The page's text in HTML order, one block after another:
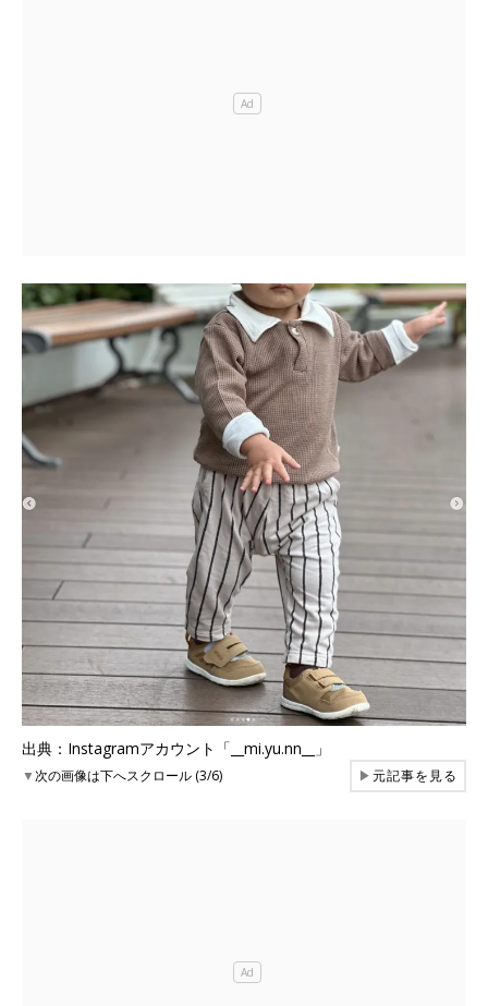
出典：Instagramアカウント「__mi.yu.nn__」
▼次の画像は下へスクロール (3/6) ▶元記事を見る